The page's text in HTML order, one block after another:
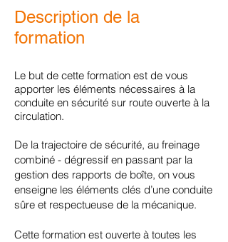
Description de la
formation
Le but de cette formation est de vous
apporter les éléments nécessaires à la
conduite en sécurité sur route ouverte à la
circulation.
De la trajectoire de sécurité, au freinage
combiné - dégressif en passant par la
gestion des rapports de boîte, on vous
enseigne les éléments clés d’une conduite
sûre et respectueuse de la mécanique.
Cette formation est ouverte à toutes les